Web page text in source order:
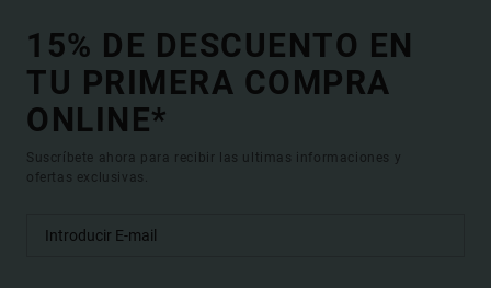
15% DE DESCUENTO EN
TU PRIMERA COMPRA
ONLINE*
Suscríbete ahora para recibir las ultimas informaciones y
ofertas exclusivas.